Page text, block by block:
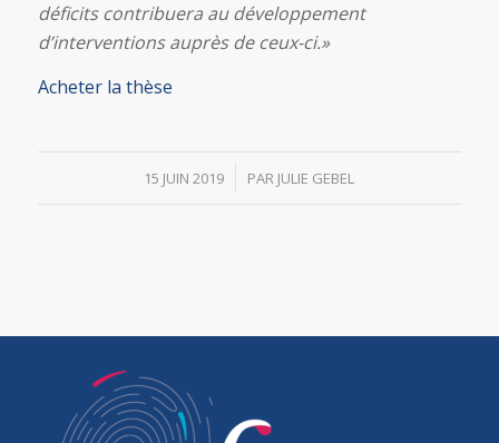
déficits contribuera au développement
d’interventions auprès de ceux-ci.»
Acheter la thèse
15 JUIN 2019
/ PAR JULIE GEBEL